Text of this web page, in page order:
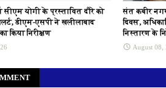
योगी के प्रस्तावित दौरे को
डीएम-एसपी ने खलीलाबाद
किया निरीक्षण
संत कबीर
दिवस,
निस्तारण के
August 08,